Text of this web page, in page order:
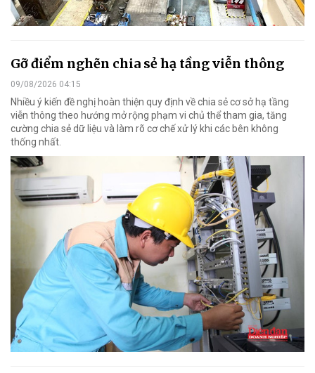
Gỡ điểm nghẽn chia sẻ hạ tầng viễn thông
09/08/2026 04:15
Nhiều ý kiến đề nghị hoàn thiện quy định về chia sẻ cơ sở hạ tầng
viễn thông theo hướng mở rộng phạm vi chủ thể tham gia, tăng
cường chia sẻ dữ liệu và làm rõ cơ chế xử lý khi các bên không
thống nhất.